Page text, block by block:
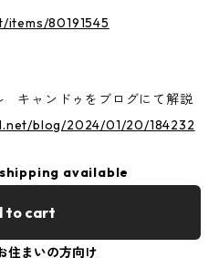
80191545
キャンドゥをブログにて解説
blog/2024/01/20/184232
available
to cart
住まいの方向け